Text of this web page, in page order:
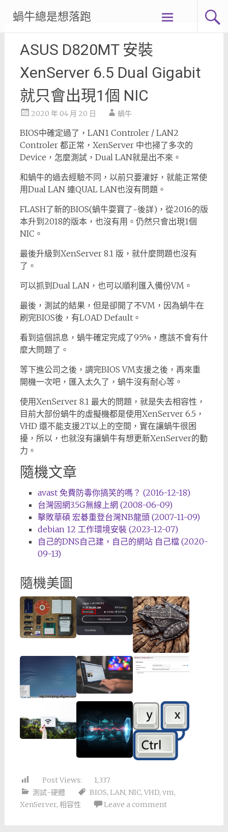
content
蝸牛總是想落跑
ASUS D820MT 安裝
XenServer 6.5 Dual Gigabit
就只會出現1個 NIC
2020 年 04 月 20 日 蝸牛
BIOS中確定過了，LAN1 Controler / LAN2
Controler 都正常，XenServer 中也掃了多次的
Device，怎麼測試，Dual LAN就是出不來。
和蝸牛的過去經驗不同，以前只要灌好，就能正常使
用Dual LAN 連QUAL LAN也沒有問題。
FLASH了新的BIOS(蝸牛耍寶了~後詳)，從2016的版
本升到2018的版本，也沒有用。仍然只會出現1個
NIC。
最後升級到XenServer 8.1 版，就什麼問題也沒有
了。
可以抓到Dual LAN，也可以順利匯入備份VM。
最後，測試的結果，但是卻開了不VM，因為蝸牛在
刷完BIOS後，有LOAD Default。
看到這個訊息，蝸牛確定完成了95%，應該不會有什
麼大問題了。
等下進公司之後，調完BIOS VM支援之後，再來重
開機一次吧，匯入太久了，蝸牛沒有耐心等。
使用XenServer 8.1 最大的問題，就是失去相容性，
目前大部份蝸牛的虛擬機都是使用XenServer 6.5，
VHD 還不能支援2T以上的空間，實在讓蝸牛很困
擾，所以，也就沒有讓蝸牛有想更新XenServer的動
力。
隨機文章
avast 免費防毒你搞笑的嗎？ (2016-12-18)
台灣固網3.5G無線上網 (2008-06-09)
擊敗華碩 宏碁重登台灣NB龍頭 (2007-11-09)
debian 12 工作環境安裝 (2023-12-07)
自己的DNS自己建，自己的網站 自己檔 (2020-
09-13)
隨機美圖
Post Views:
1,337
測試-硬體
BIOS, LAN, NIC, VHD, vm,
XenServer, 相容性 Leave a comment